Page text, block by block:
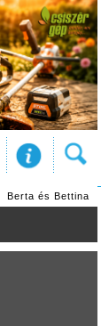
Berta és Bettina